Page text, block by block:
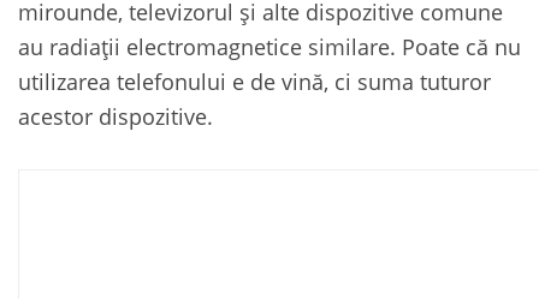
mirounde, televizorul și alte dispozitive comune
au radiații electromagnetice similare. Poate că nu
utilizarea telefonului e de vină, ci suma tuturor
acestor dispozitive.